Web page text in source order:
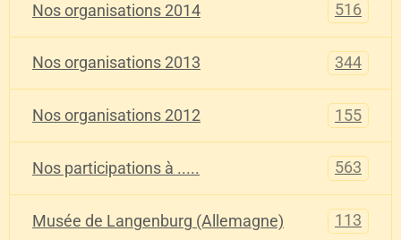
Nos organisations 2014 516
Nos organisations 2013 344
Nos organisations 2012 155
Nos participations à ..... 563
Musée de Langenburg (Allemagne) 113